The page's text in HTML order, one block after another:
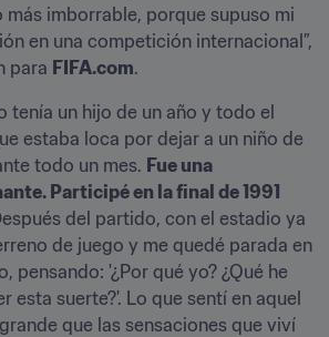
más imborrable, porque supuso mi
en una competición internacional”,
para FIFA.com.
tenía un hijo de un año y todo el
estaba loca por dejar a un niño de
todo un mes. Fue una
Participé en la final de 1991
del partido, con el estadio ya
de juego y me quedé parada en
pensando: '¿Por qué yo? ¿Qué he
esta suerte?'. Lo que sentí en aquel
que las sensaciones que viví